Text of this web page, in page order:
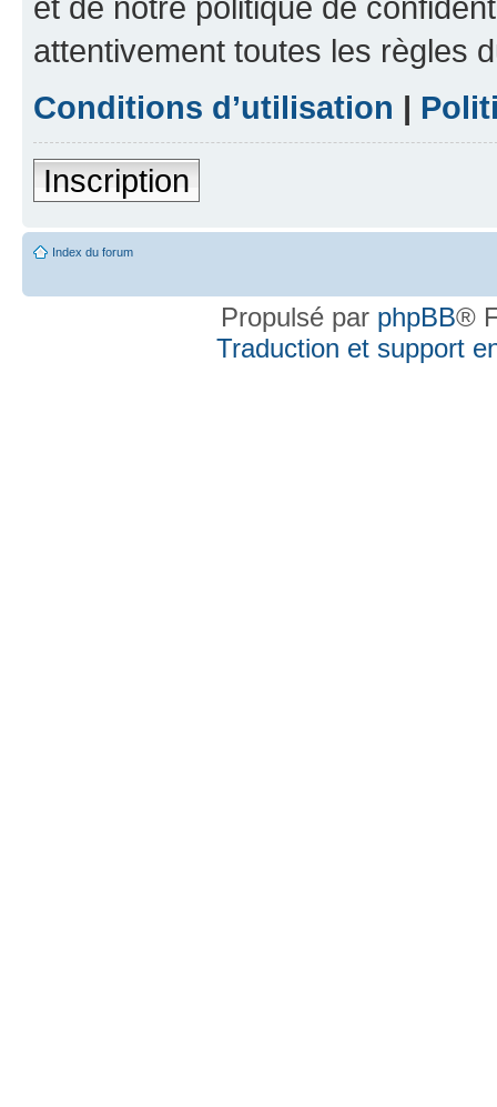
et de notre politique de
attentivement toutes les règles
Conditions d’utilisation |
Inscription
Index du forum
Propulsé par phpBB®
Traduction et support